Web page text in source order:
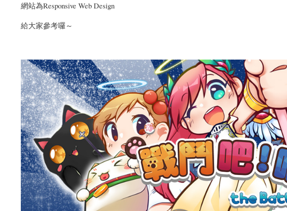
網站為Responsive Web Design
給大家參考囉～